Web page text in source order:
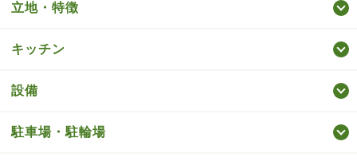
立地・特徴
キッチン
設備
駐車場・駐輪場